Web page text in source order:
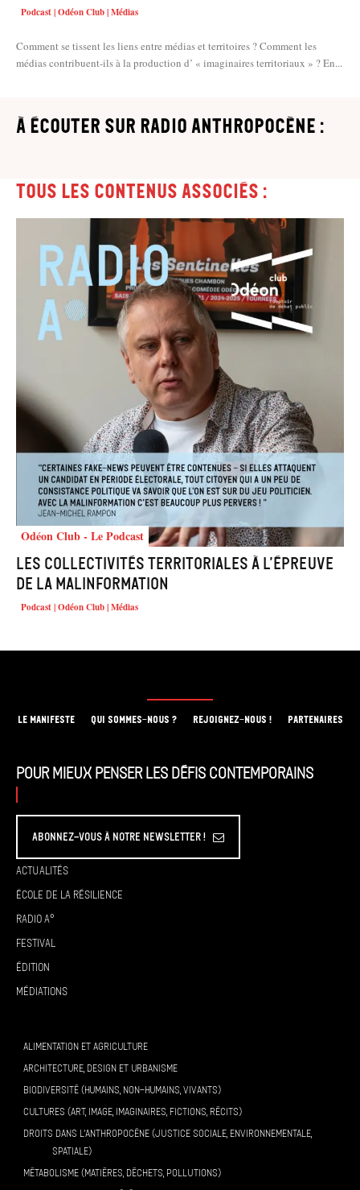
Podcast | Odéon Club | Médias
Comment se tissent les liens entre médias et territoires ? Comment les
médias contribuent-ils à la production d’ « imaginaires territoriaux » ? En...
à écouter sur Radio Anthropocène :
Tous les contenus associés :
Odéon Club - Le Podcast
Les collectivités territoriales à l’épreuve
de la malinformation
Podcast | Odéon Club | Médias
LE MANIFESTE QUI SOMMES-NOUS ? REJOIGNEZ-NOUS ! PARTENAIRES
Pour mieux penser les défis contemporains
Abonnez-vous à Notre Newsletter !
Actualités
École de la résilience
Radio A°
Festival
Édition
Médiations
ALIMENTATION ET AGRICULTURE
ARCHITECTURE, DESIGN ET URBANISME
BIODIVERSITÉ (HUMAINS, NON-HUMAINS, VIVANTS)
CULTURES (ART, IMAGE, IMAGINAIRES, FICTIONS, RÉCITS)
DROITS DANS L’ANTHROPOCÈNE (JUSTICE SOCIALE, ENVIRONNEMENTALE,
SPATIALE)
MÉTABOLISME (MATIÈRES, DÉCHETS, POLLUTIONS)